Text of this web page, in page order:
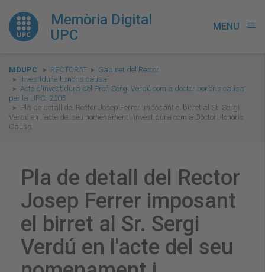
Memòria Digital
UPC
MENU menu
You
are
here:
MDUPC RECTORAT
Gabinet del Rector
Investidura honoris causa
Acte d'investidura del Prof. Sergi Verdú com a doctor honoris causa
per la UPC. 2005
Pla de detall del Rector Josep Ferrer imposant el birret al Sr. Sergi
Verdú en l'acte del seu nomenament i investidura com a Doctor Honoris
Causa
Pla de detall del Rector
Josep Ferrer imposant
el birret al Sr. Sergi
Verdú en l'acte del seu